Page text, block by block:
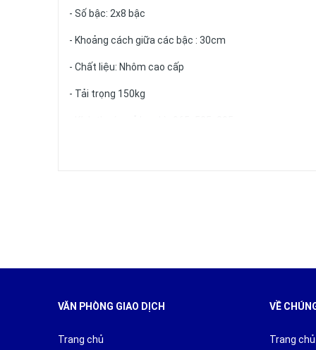
- Số bậc: 2x8 bậc
- Khoảng cách giữa các bậc : 30cm
- Chất liệu: Nhôm cao cấp
- Tải trọng 150kg
VĂN PHÒNG GIAO DỊCH
Trang chủ
VỀ
Trang chủ